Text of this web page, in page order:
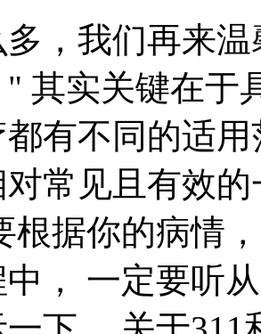
，我们再来
其实关键在于
有不同的适
常见且有效
根据你的病情
， 一定要听